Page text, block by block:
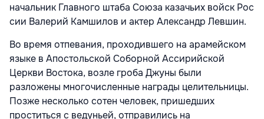
начальник Главного штаба Союза казачьих войск Рос
сии Валерий Камшилов и актер Александр Левшин.
Во время отпевания, проходившего на арамейском
языке в Апостольской Соборной Ассирийской
Церкви Востока, возле гроба Джуны были
разложены многочисленные награды целительницы.
Позже несколько сотен человек, пришедших
проститься с ведуньей, отправились на